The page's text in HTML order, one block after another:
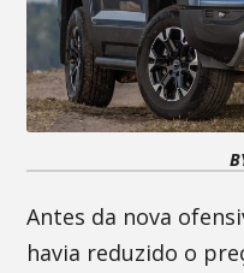
Antes da nova
havia reduzido o